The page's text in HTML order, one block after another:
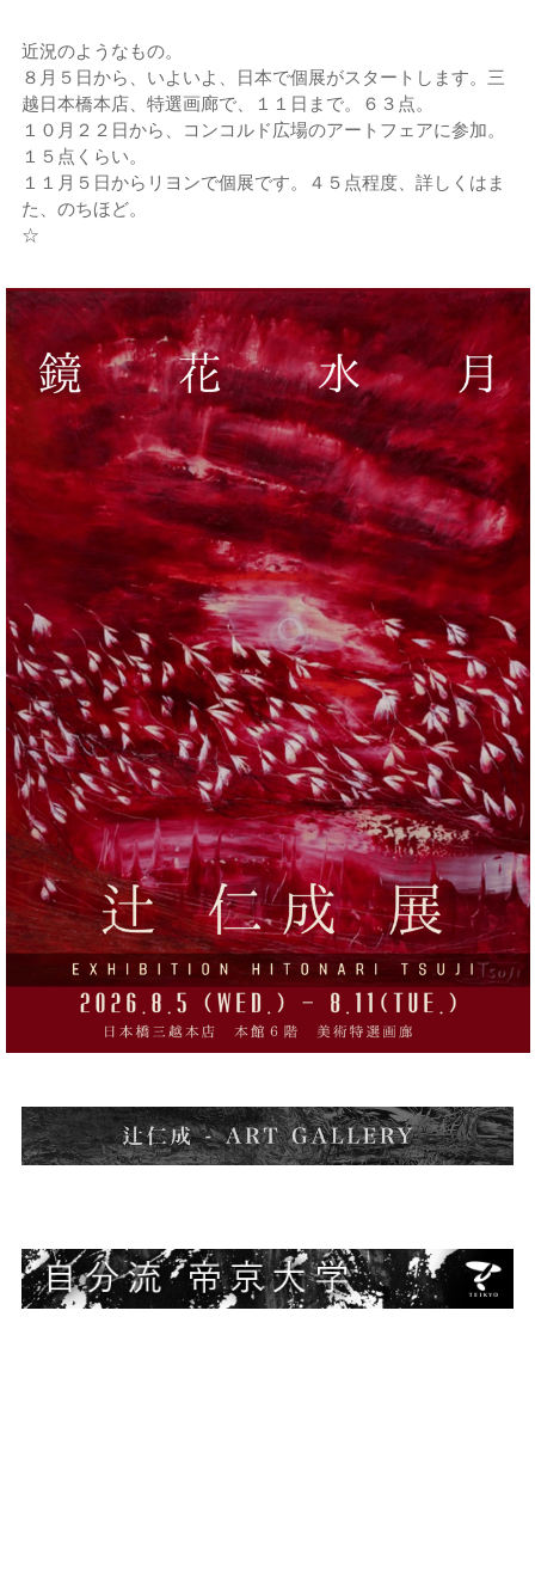
近況のようなもの。
８月５日から、いよいよ、日本で個展がスタートします。三
越日本橋本店、特選画廊で、１１日まで。６３点。
１０月２２日から、コンコルド広場のアートフェアに参加。
１５点くらい。
１１月５日からリヨンで個展です。４５点程度、詳しくはま
た、のちほど。
☆